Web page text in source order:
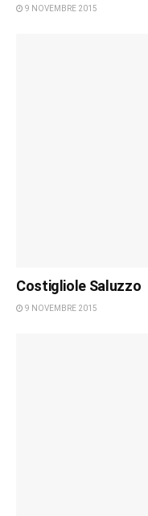
9 NOVEMBRE 2015
Costigliole Saluzzo
9 NOVEMBRE 2015